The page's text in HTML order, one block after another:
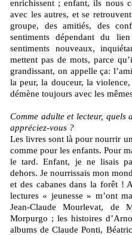
enrichissent ; enfant, ils nous
avec les autres, et se
groupe, des amitiés, des
sentiments dépendant du
sentiments nouveaux,
mettent pas de mots, parce
grandissant, on appelle ça:
la peur, la douceur, la
démène toujours avec les
Comme adulte et lecteur, quels
appréciez-vous ?
Les livres sont là pour nourrir
comme pour les enfants. Pour
le tard. Enfant, je ne lisais
dehors. Je nourrissais mon
et des cabanes dans la forêt !
lectures « jeunesse » m’ont
Jean-Claude Mourlevat, de
Morpurgo ; les histoires
albums de Claude Ponti,